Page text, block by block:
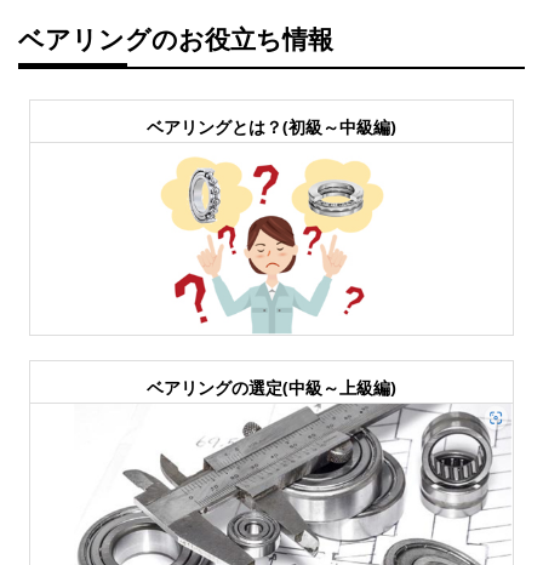
ベアリングのお役立ち情報
ベアリングとは？(初級～中級編)
ベアリングの選定(中級～上級編)